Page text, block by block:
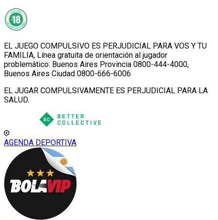
EL JUEGO COMPULSIVO ES PERJUDICIAL PARA VOS Y TU
FAMILIA, Línea gratuita de orientación al jugador
problemático: Buenos Aires Provincia 0800-444-4000,
Buenos Aires Ciudad 0800-666-6006
EL JUGAR COMPULSIVAMENTE ES PERJUDICIAL PARA LA
SALUD.
AGENDA DEPORTIVA